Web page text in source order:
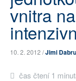
NEJČTENĚJŠÍ ZA
AUTOŘI
PŘÍSPĚVKY NA
vnitra
10. 2. 2012 /Jimi
čas čtení 1